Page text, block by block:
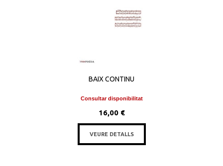
BAIX CONTINU
Consultar disponibilitat
16,00 €
VEURE DETALLS